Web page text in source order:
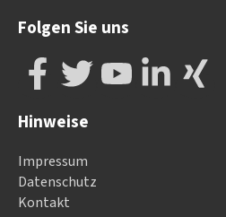
Folgen Sie uns
Hinweise
Impressum
Datenschutz
Kontakt